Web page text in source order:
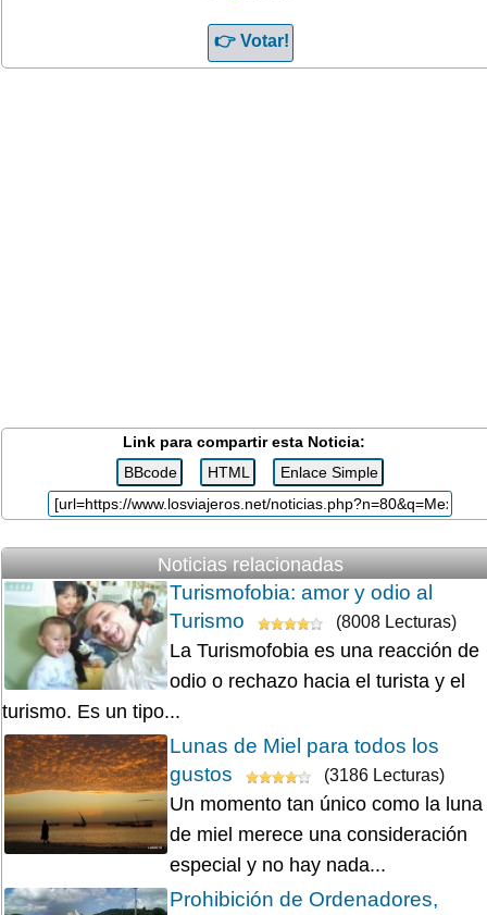
Link para compartir esta Noticia:
Noticias relacionadas
Turismofobia: amor y odio al
Turismo
(8008 Lecturas)
La Turismofobia es una reacción de
odio o rechazo hacia el turista y el
turismo. Es un tipo...
Lunas de Miel para todos los
gustos
(3186 Lecturas)
Un momento tan único como la luna
de miel merece una consideración
especial y no hay nada...
Prohibición de Ordenadores,